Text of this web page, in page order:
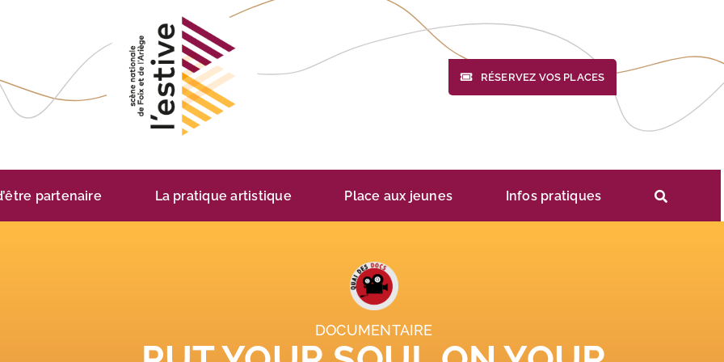
RÉSERVEZ VOS PLACES
partenaire La pratique artistique Place aux jeunes Infos pratiques
DOCUMENTAIRE